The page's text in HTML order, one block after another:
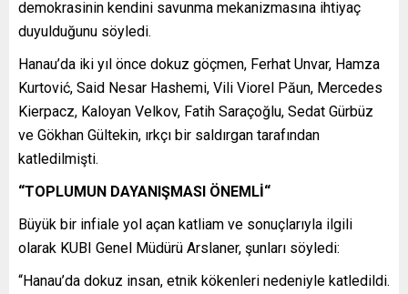
demokrasinin kendini savunma mekanizmasına ihtiyaç
duyulduğunu söyledi.
Hanau’da iki yıl önce dokuz göçmen, Ferhat Unvar, Hamza
Kurtović, Said Nesar Hashemi, Vili Viorel Păun, Mercedes
Kierpacz, Kaloyan Velkov, Fatih Saraçoğlu, Sedat Gürbüz
ve Gökhan Gültekin, ırkçı bir saldırgan tarafından
katledilmişti.
“TOPLUMUN DAYANIŞMASI ÖNEMLİ“
Büyük bir infiale yol açan katliam ve sonuçlarıyla ilgili
olarak KUBI Genel Müdürü Arslaner, şunları söyledi:
“Hanau’da dokuz insan, etnik kökenleri nedeniyle katledildi.